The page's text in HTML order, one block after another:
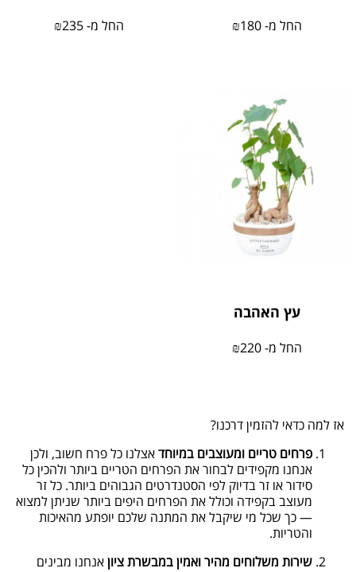
החל מ- ₪180 החל מ- ₪235
עץ האהבה
החל מ- ₪220
אז למה כדאי להזמין דרכנו?
פרחים טריים ומעוצבים במיוחדאצלנו כל פרח חשוב, ולכן
אנחנו מקפידים לבחור את הפרחים הטריים ביותר ולהכין כל
סידור או זר בדיוק לפי הסטנדרטים הגבוהים ביותר. כל זר
מעוצב בקפידה וכולל את הפרחים היפים ביותר שניתן למצוא
— כך שכל מי שיקבל את המתנה שלכם יופתע מהאיכות
והטריות.
שירות משלוחים מהיר ואמין במבשרת ציוןאנחנו מבינים